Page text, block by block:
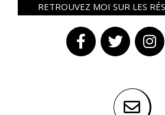
RETROUVEZ MOI SUR LES